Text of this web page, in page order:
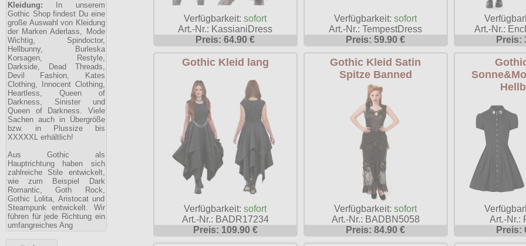
Kleidung: In unserem
Gothic Shop findest Du eine
große Auswahl von Kleidung
der Marken Aderlass, Mode
Wichtig, Spindoctor,
Hellbunny, Burleska
Korsagen, Restyle,
Darkside, Dead Threads,
Devil Fashion, Kates
Clothing, Innocent Clothing,
Heartless, Queen of
Darkness, Sinister und
Queen of Darkness. Viele
Sachen auch in Übergröße
bzw. in Plussize bis
XXXXXL erhältlich!
Aus Gothic als
Hauptrichtung haben sich
zahlreiche Stile entwickelt,
wie zum Beispiel Dark
Romantic, Goth Rock,
Gothic Lolita, Aristocat und
Steampunk entwickelt. Wir
führen für jede Richtung ein
umfangreiches Ang
Verfügbarkeit:sofort
Art.-Nr.: KassianiDress
Preis: 64.90 €
Verfügbarkeit:sofort
Art.-Nr.: TempestDress
Preis: 59.90 €
Art.-Nr.:
Preis:
Gothic Kleid lang
Verfügbarkeit:sofort
Art.-Nr.: BADR17234
Preis: 109.90 €
Gothic Kleid Satin
Spitze Banned
Verfügbarkeit:sofort
Art.-Nr.: BADBN5058
Preis: 84.90 €
Art.-Nr.:
Preis: